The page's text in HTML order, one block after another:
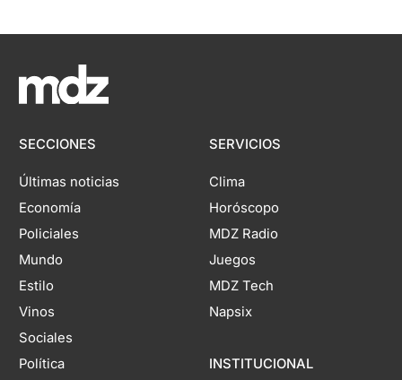
SECCIONES
Últimas noticias
Economía
Policiales
Mundo
Estilo
Vinos
Sociales
Política
SERVICIOS
Clima
Horóscopo
MDZ Radio
Juegos
MDZ Tech
Napsix
INSTITUCIONAL